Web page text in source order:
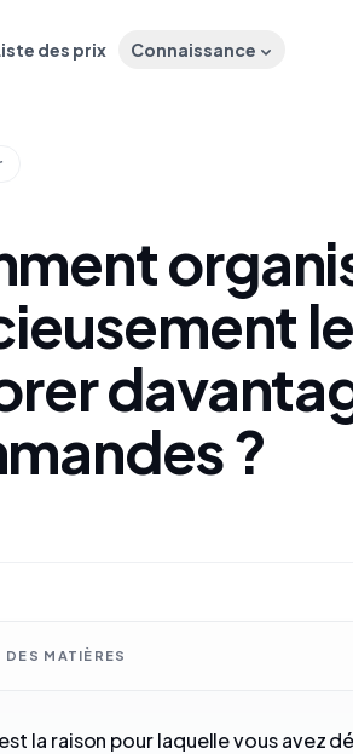
des prix Connaissance
?
DES MATIÈRES
la raison pour laquelle vous avez